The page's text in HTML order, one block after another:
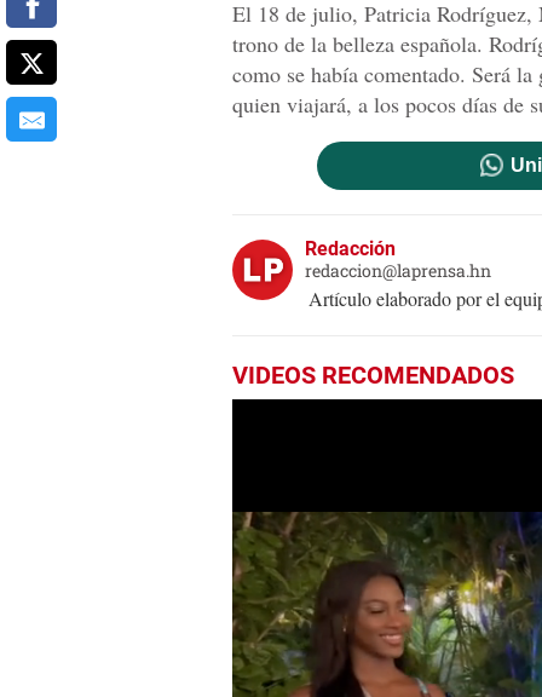
El 18 de julio, Patricia Rodríguez,
trono de la belleza española.
como se había comentado. Será
quien viajará, a los pocos días de
Redacción
redaccion@laprensa.hn
Artículo elaborado por el
VIDEOS RECOMENDADOS